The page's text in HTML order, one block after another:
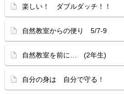
楽しい！ ダブルダッチ！！
自然教室からの便り 5/7-9
自然教室を前に… (2年生)
自分の身は 自分で守る！